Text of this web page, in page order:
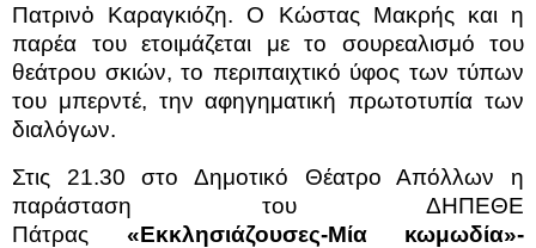
Πατρινὀ Καραγκιόζη. Ο Κώστας Μακρής και η
παρέα του ετοιμάζεται με το σουρεαλισμό του
θεάτρου σκιών, το περιπαιχτικό ύφος των τύπων
του μπερντέ, την αφηγηματική πρωτοτυπία των
διαλόγων.
Στις 21.30 στο Δημοτικό Θέατρο Απόλλων η
παράσταση του ΔΗΠΕΘΕ
Πάτρας «Εκκλησιάζουσες-Μία κωμωδία»-